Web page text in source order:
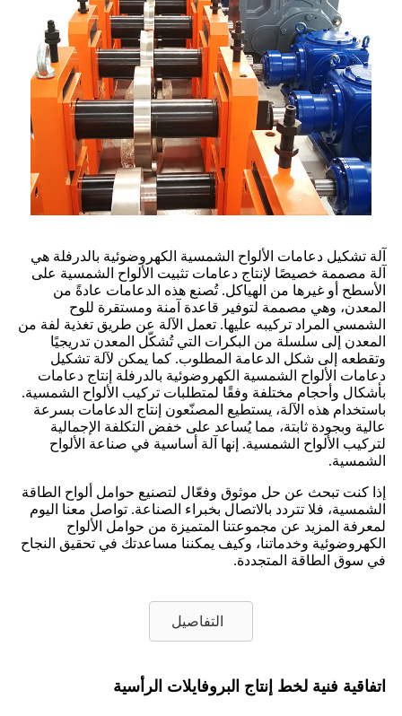
آلة تشكيل دعامات الألواح الشمسية الكهروضوئية بالدرفلة هي
آلة مصممة خصيصًا لإنتاج دعامات تثبيت الألواح الشمسية على
الأسطح أو غيرها من الهياكل. تُصنع هذه الدعامات عادةً من
المعدن، وهي مصممة لتوفير قاعدة آمنة ومستقرة للوح
الشمسي المراد تركيبه عليها. تعمل الآلة عن طريق تغذية لفة من
المعدن إلى سلسلة من البكرات التي تُشكّل المعدن تدريجيًا
وتقطعه إلى شكل الدعامة المطلوب. كما يمكن لآلة تشكيل
دعامات الألواح الشمسية الكهروضوئية بالدرفلة إنتاج دعامات
بأشكال وأحجام مختلفة وفقًا لمتطلبات تركيب الألواح الشمسية.
باستخدام هذه الآلة، يستطيع المصنّعون إنتاج الدعامات بسرعة
عالية وبجودة ثابتة، مما يُساعد على خفض التكلفة الإجمالية
لتركيب الألواح الشمسية. إنها آلة أساسية في صناعة الألواح
الشمسية.
إذا كنت تبحث عن حل موثوق وفعّال لتصنيع حوامل ألواح الطاقة
الشمسية، فلا تتردد بالاتصال بخبراء الصناعة. تواصل معنا اليوم
لمعرفة المزيد عن مجموعتنا المتميزة من حوامل الألواح
الكهروضوئية وخدماتنا، وكيف يمكننا مساعدتك في تحقيق النجاح
في سوق الطاقة المتجددة.
التفاصيل
اتفاقية فنية لخط إنتاج البروفايلات الرأسية